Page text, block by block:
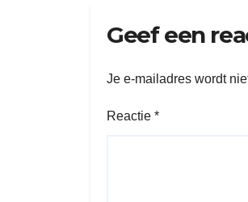
Geef een
Je e-mailadres wordt
Reactie *